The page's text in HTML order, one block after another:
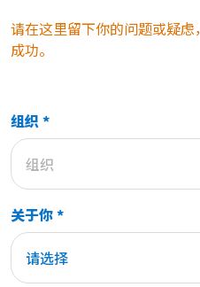
请在这里留下你的问题或疑虑，
成功。
组织 *
关于你 *
请选择